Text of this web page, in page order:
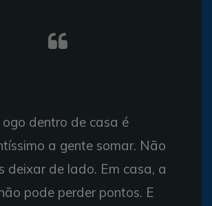
ogo dentro de casa é
a gente somar. Não
deixar de lado. Em casa, a
pode perder pontos. E